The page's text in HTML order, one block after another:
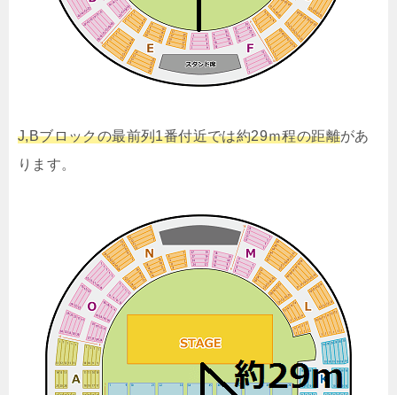
J,Bブロックの最前列1番付近では約29ｍ程の距離があ
ります。